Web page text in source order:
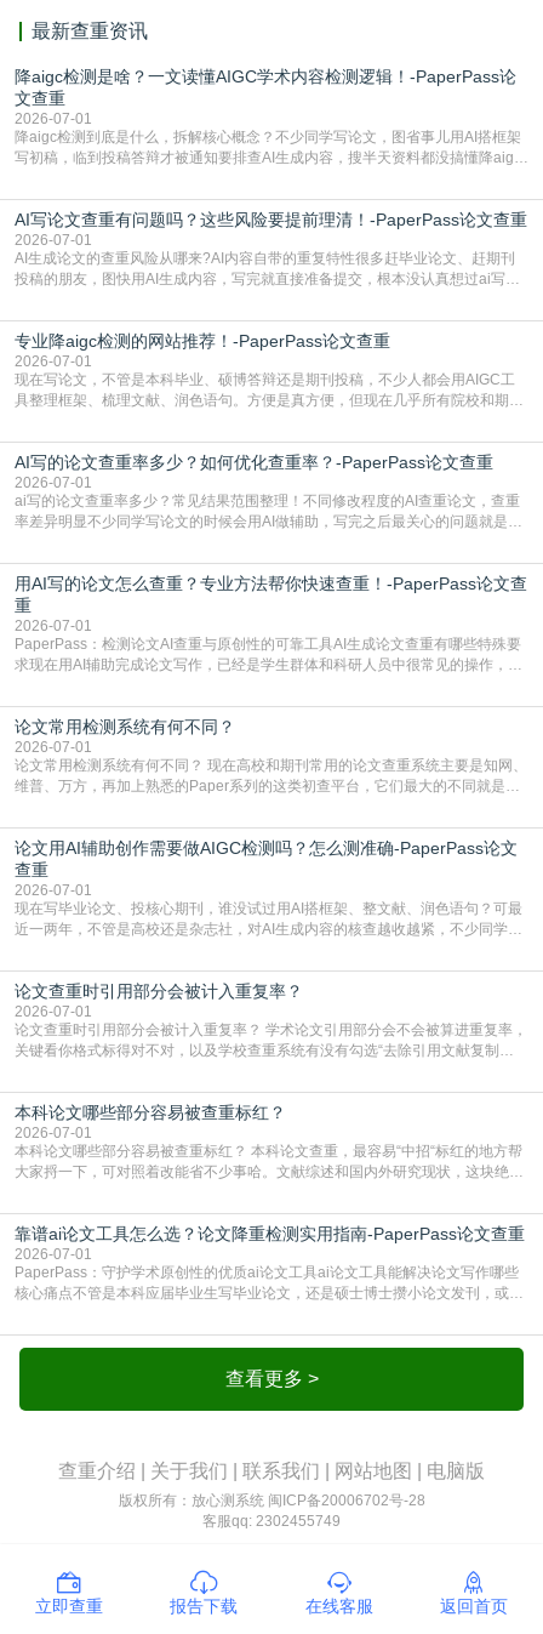
最新查重资讯
降aigc检测是啥？一文读懂AIGC学术内容检测逻辑！-PaperPass论
文查重
2026-07-01
降aigc检测到底是什么，拆解核心概念？不少同学写论文，图省事儿用AI搭框架
写初稿，临到投稿答辩才被通知要排查AI生成内容，搜半天资料都没搞懂降aigc
怕是已经入行的科研人员，不少人也搞不清降aigc检测是啥，对相关要求摸不
准。其实，降aigc检测是伴随AIGC工具在学术领域普及诞生的新需求，核心是为
了满足现在高校、期刊对AI生
AI写论文查重有问题吗？这些风险要提前理清！-PaperPass论文查重
2026-07-01
AI生成论文的查重风险从哪来?AI内容自带的重复特性很多赶毕业论文、赶期刊
投稿的朋友，图快用AI生成内容，写完就直接准备提交，根本没认真想过ai写论
自带不可忽视的查重风险。AI训练依赖海量公开的文本数据，生成内容本质是基
于训练数据的概率拼接，不是从零开始的原创创作。生成过程中，很容易复用已
有的高频公共表述，甚至直接拼接已经公开
专业降aigc检测的网站推荐！-PaperPass论文查重
2026-07-01
现在写论文，不管是本科毕业、硕博答辩还是期刊投稿，不少人都会用AIGC工
具整理框架、梳理文献、润色语句。方便是真方便，但现在几乎所有院校和期刊
五遍还是过不了预检测的大有人在，这时候，找到靠谱的降AIGC检测率的网
站，就能少走好多弯路。PaperPass：守护学术原创性的智能伙伴AIGC生成内
容的学术合规痛点去年帮一个本科师弟改
AI写的论文查重率多少？如何优化查重率？-PaperPass论文查重
2026-07-01
ai写的论文查重率多少？常见结果范围整理！不同修改程度的AI查重论文，查重
率差异明显不少同学写论文的时候会用AI做辅助，写完之后最关心的问题就是ai
实际情况和大家想的不太一样。AI训练依赖海量公开学术文献、网络内容，生成
内容本质是按照语义概率拼接已有内容，很容易和已发布的作品撞重复，甚至会
直接引用整段已有内容，所以查重率偏高是
用AI写的论文怎么查重？专业方法帮你快速查重！-PaperPass论文查
重
2026-07-01
PaperPass：检测论文AI查重与原创性的可靠工具AI生成论文查重有哪些特殊要
求现在用AI辅助完成论文写作，已经是学生群体和科研人员中很常见的操作，不
但很多人忽略了，AI生成的内容天生带有重复风险——训练AI的数据集本身就包
含大量已公开的学术内容、网络原创内容，AI输出内容时很容易无意识拼接出重
复片
论文常用检测系统有何不同？
2026-07-01
论文常用检测系统有何不同？ 现在高校和期刊常用的论文查重系统主要是知网、
维普、万方，再加上熟悉的Paper系列的这类初查平台，它们最大的不同就是数
查数值误导。知网（CNKI）是学校定稿检测的绝对主流。本科用PMLC，含大学
生联合比对库，能比历届学长论文，硕博用VIP/TMLC，含学术论文联合比对
库，期刊投稿用AMLMC/SML
论文用AI辅助创作需要做AIGC检测吗？怎么测准确-PaperPass论文
查重
2026-07-01
现在写毕业论文、投核心期刊，谁没试过用AI搭框架、整文献、润色语句？可最
近一两年，不管是高校还是杂志社，对AI生成内容的核查越收越紧，不少同学投
真的太亏。提前做AIGC检测，已经成了很多过来人交稿前必做的一步。为什么
AIGC检测成了论文答辩投稿前的必备项？可能还有不少人觉得，我就用AI搭了个
框架，内容都是自己写的，至于做AIG
论文查重时引用部分会被计入重复率？
2026-07-01
论文查重时引用部分会被计入重复率？ 学术论文引用部分会不会被算进重复率，
关键看你格式标得对不对，以及学校查重系统有没有勾选“去除引用文献复制
独占一行，每条文献用[1][2]方括号编号、与正文一一对应，著录项符合GB/T
7714（作者、题名、刊名、年、卷期、页码齐全，标点用半角）；查重系统识别
成功后通常把这段标为引用，
本科论文哪些部分容易被查重标红？
2026-07-01
本科论文哪些部分容易被查重标红？ 本科论文查重，最容易“中招“标红的地方帮
大家捋一下，可对照着改能省不少事哈。文献综述和国内外研究现状，这块绝对
乎一模一样的话，你要是直接复制百度百科、教材或别人写好的综述段落，系统
一抓一个准，整段飘红。研究背景、意义和方法描述也是不可避免，比如“本文采
用问卷调查法““运用SPSS软件进行数据分
靠谱ai论文工具怎么选？论文降重检测实用指南-PaperPass论文查重
2026-07-01
PaperPass：守护学术原创性的优质ai论文工具ai论文工具能解决论文写作哪些
核心痛点不管是本科应届毕业生写毕业论文，还是硕士博士攒小论文发刊，或是
自己逐句读逐句改，熬好几个大夜不说，还经常改不到点上，交上去才发现重复
率超标，再返工太折腾。现在有了成熟的ai论文工具，这些痛点基本都能高效解
决。靠谱的ai论文工具，不止能帮你梳查看更多 >
查重介绍 关于我们 联系我们 网站地图 电脑版
版权所有：放心测系统 闽ICP备20006702号-28
客服qq: 2302455749
立即查重 报告下载 在线客服 返回首页